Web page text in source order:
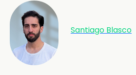
Santiago Blasco